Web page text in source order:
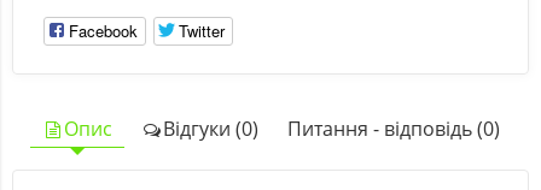
Facebook Twitter
Опис Відгуки (0) Питання - відповідь (0)